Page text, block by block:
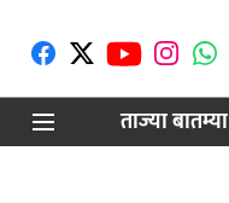
ताज्या बातम्या